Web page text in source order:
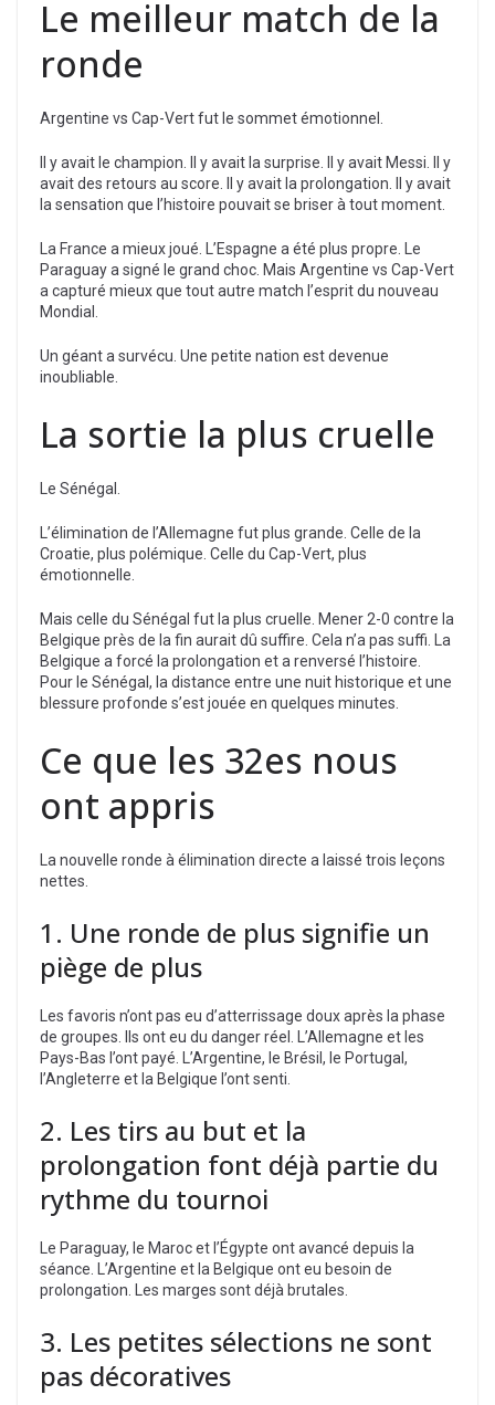
Le meilleur match de la
ronde
Argentine vs Cap-Vert fut le sommet émotionnel.
Il y avait le champion. Il y avait la surprise. Il y avait Messi. Il y
avait des retours au score. Il y avait la prolongation. Il y avait
la sensation que l’histoire pouvait se briser à tout moment.
La France a mieux joué. L’Espagne a été plus propre. Le
Paraguay a signé le grand choc. Mais Argentine vs Cap-Vert
a capturé mieux que tout autre match l’esprit du nouveau
Mondial.
Un géant a survécu. Une petite nation est devenue
inoubliable.
La sortie la plus cruelle
Le Sénégal.
L’élimination de l’Allemagne fut plus grande. Celle de la
Croatie, plus polémique. Celle du Cap-Vert, plus
émotionnelle.
Mais celle du Sénégal fut la plus cruelle. Mener 2-0 contre la
Belgique près de la fin aurait dû suffire. Cela n’a pas suffi. La
Belgique a forcé la prolongation et a renversé l’histoire.
Pour le Sénégal, la distance entre une nuit historique et une
blessure profonde s’est jouée en quelques minutes.
Ce que les 32es nous
ont appris
La nouvelle ronde à élimination directe a laissé trois leçons
nettes.
1. Une ronde de plus signifie un
piège de plus
Les favoris n’ont pas eu d’atterrissage doux après la phase
de groupes. Ils ont eu du danger réel. L’Allemagne et les
Pays-Bas l’ont payé. L’Argentine, le Brésil, le Portugal,
l’Angleterre et la Belgique l’ont senti.
2. Les tirs au but et la
prolongation font déjà partie du
rythme du tournoi
Le Paraguay, le Maroc et l’Égypte ont avancé depuis la
séance. L’Argentine et la Belgique ont eu besoin de
prolongation. Les marges sont déjà brutales.
3. Les petites sélections ne sont
pas décoratives